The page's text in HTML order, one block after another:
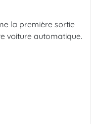
la première sortie
voiture automatique.